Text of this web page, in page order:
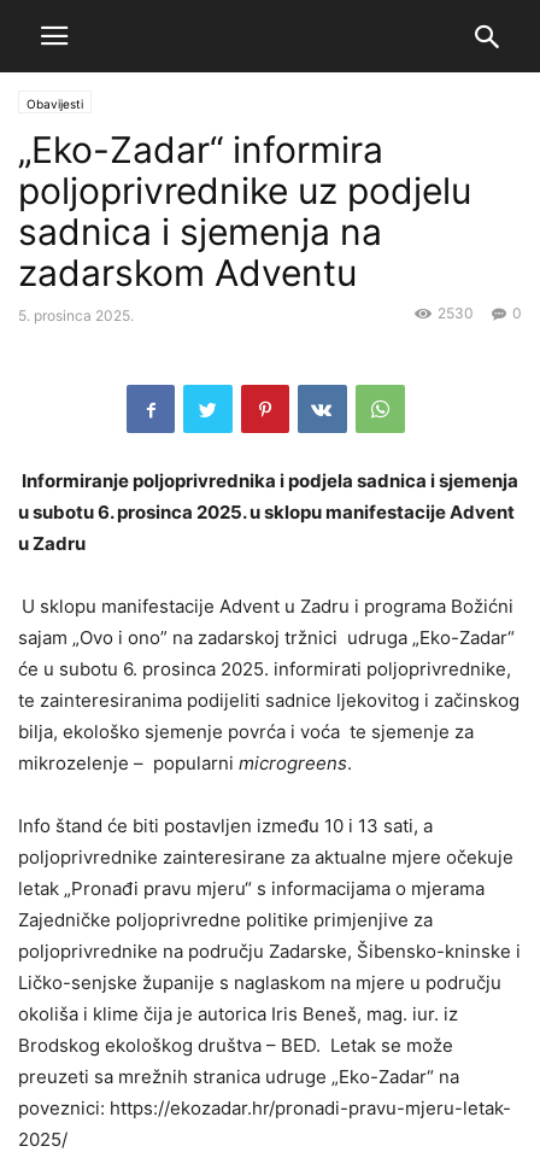
Obavijesti
„Eko-Zadar“ informira
poljoprivrednike uz podjelu
sadnica i sjemenja na
zadarskom Adventu
5. prosinca 2025. 0
2530
Informiranje poljoprivrednika i podjela sadnica i sjemenja
u subotu 6. prosinca 2025. u sklopu manifestacije Advent
u Zadru
U sklopu manifestacije Advent u Zadru i programa Božićni
sajam „Ovo i ono” na zadarskoj tržnici udruga „Eko-Zadar“
će u subotu 6. prosinca 2025. informirati poljoprivrednike,
te zainteresiranima podijeliti sadnice ljekovitog i začinskog
bilja, ekološko sjemenje povrća i voća te sjemenje za
mikrozelenje – popularni microgreens.
Info štand će biti postavljen između 10 i 13 sati, a
poljoprivrednike zainteresirane za aktualne mjere očekuje
letak „Pronađi pravu mjeru“ s informacijama o mjerama
Zajedničke poljoprivredne politike primjenjive za
poljoprivrednike na području Zadarske, Šibensko-kninske i
Ličko-senjske županije s naglaskom na mjere u području
okoliša i klime čija je autorica Iris Beneš, mag. iur. iz
Brodskog ekološkog društva – BED. Letak se može
preuzeti sa mrežnih stranica udruge „Eko-Zadar“ na
poveznici: https://ekozadar.hr/pronadi-pravu-mjeru-letak-
2025/